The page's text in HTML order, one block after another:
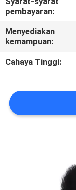
PRIVACY
POLICY
pembayaran:
Menyediakan
kemampuan:
Cahaya Tinggi: